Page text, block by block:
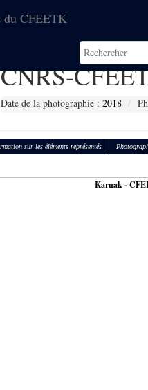
du CFEETK
CNRS-
Date de la photographie :2018
sur les éléments représentés